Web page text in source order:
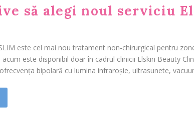
să alegi noul serviciu
este cel mai nou tratament non-chirurgical pentru
acum este disponibil doar în cadrul clinicii Elskin Beauty
bipolară cu lumina infraroșie, ultrasunete,